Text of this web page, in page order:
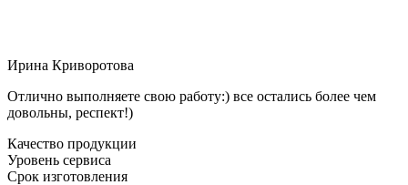
Ирина Криворотова
Отлично выполняете свою работу:) все остались более чем
довольны, респект!)
Качество продукции
Уровень сервиса
Срок изготовления